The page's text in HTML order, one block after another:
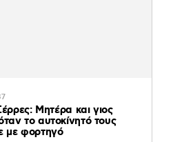
Μητέρα και γιος
το αυτοκίνητό τους
με φορτηγό